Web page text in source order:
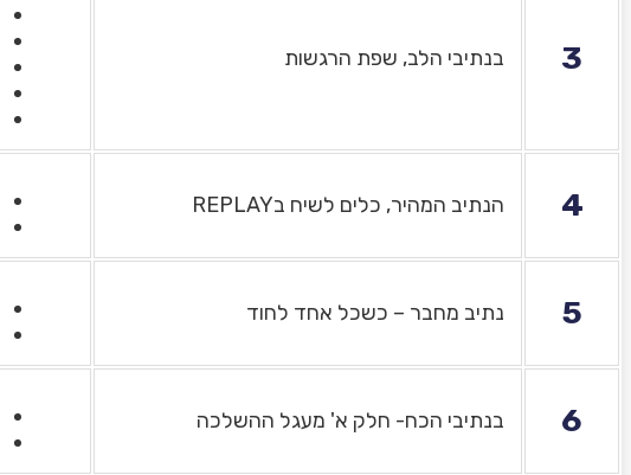
3 בנתיבי הלב, שפת הרגשות
4 הנתיב המהיר, כלים לשיח בREPLAY
5 נתיב מחבר – כשכל אחד לחוד
6 בנתיבי הכח- חלק א' מעגל ההשלכה